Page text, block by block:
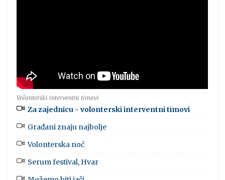
Volonterski interventni timovi
Za zajednicu - volonterski interventni timovi
Građani znaju najbolje
Volonterska noć
Serum festival, Hvar